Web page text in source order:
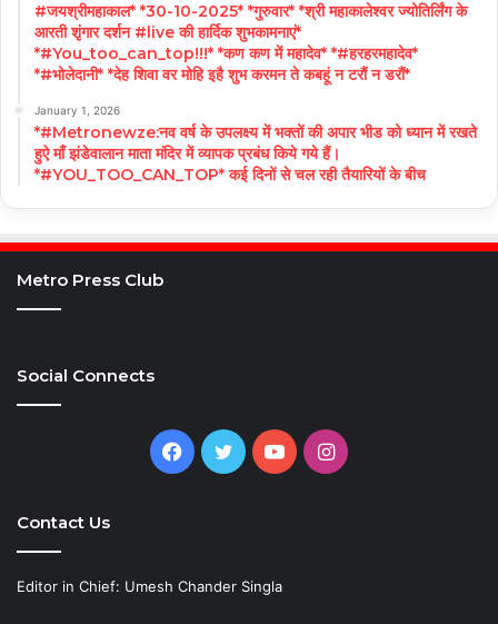
#जयश्रीमहाकाल* *30-10-2025* *गुरुवार* *श्री महाकालेश्वर ज्योतिर्लिंग के
आरती शृंगार दर्शन #live की हार्दिक शुभकामनाएं*
*#You_too_can_top!!!* *कण कण में महादेव* *#हरहरमहादेव*
*#भोलेदानी* *देह शिवा वर मोहि इहै शुभ करमन ते कबहूं न टरौं न डरौं*
January 1, 2026
*#Metronewze:नव वर्ष के उपलक्ष्य में भक्तों की अपार भीड को ध्यान में रखते
हुऐ माँ झंडेवालान माता मंदिर में व्यापक प्रबंध किये गये हैं।
*#YOU_TOO_CAN_TOP* कई दिनों से चल रही तैयारियों के बीच
Metro Press Club
Social Connects
Facebook
TwitterYouTubeInstagram
Contact Us
Editor in Chief: Umesh Chander Singla